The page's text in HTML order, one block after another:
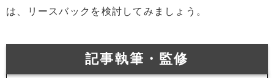
は、リースバックを検討してみましょう。
記事執筆・監修